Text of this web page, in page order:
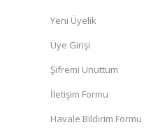
Yeni Üyelik
Üye Girişi
Şifremi Unuttum
İletişim Formu
Havale Bildirim Formu